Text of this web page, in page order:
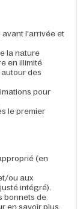
avant l'arrivée et
la nature
en illimité
des
pour
le premier
(en
ou aux
intégré).
bonnets de
en savoir plus.